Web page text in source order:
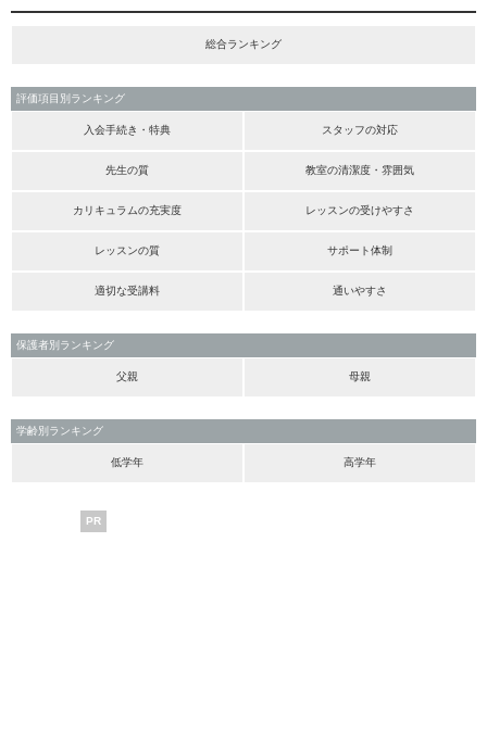
総合ランキング
評価項目別ランキング
入会手続き・特典 スタッフの対応
先生の質 教室の清潔度・雰囲気
カリキュラムの充実度 レッスンの受けやすさ
レッスンの質 サポート体制
適切な受講料 通いやすさ
保護者別ランキング
父親 母親
学齢別ランキング
低学年 高学年
PR